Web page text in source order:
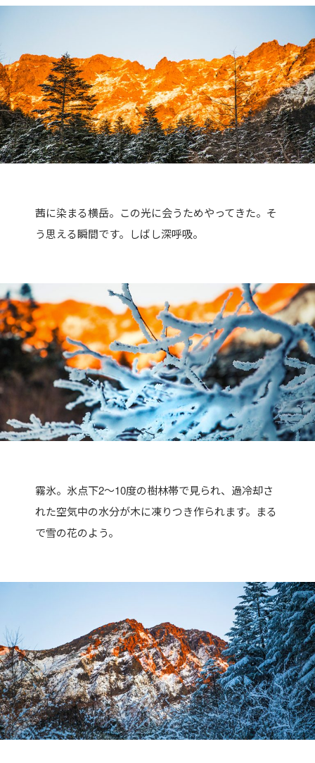
茜に染まる横岳。この光に会うためやってきた。そ
う思える瞬間です。しばし深呼吸。
霧氷。氷点下2〜10度の樹林帯で見られ、過冷却さ
れた空気中の水分が木に凍りつき作られます。まる
で雪の花のよう。